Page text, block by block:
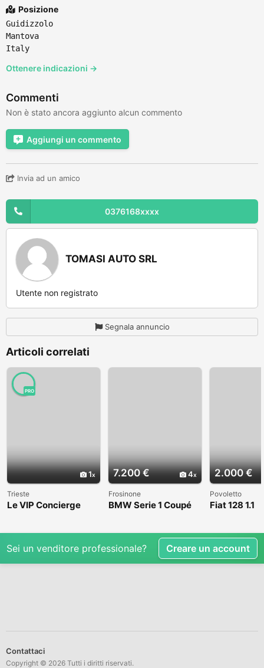
Posizione
Guidizzolo
Mantova
Italy
Ottenere indicazioni →
Commenti
Non è stato ancora aggiunto alcun commento
Aggiungi un commento
Invia ad un amico
0376168xxxx
TOMASI AUTO SRL
Utente non registrato
Segnala annuncio
Articoli correlati
1
PRO
Trieste
Le VIP Concierge
7.200 € 4
Frosinone
BMW Serie 1 Coupé
2.000 €
Povoletto
Fiat 128 1.1
Sei un venditore professionale? Creare un account
Contattaci
Copyright © 2026 Tutti i diritti riservati.